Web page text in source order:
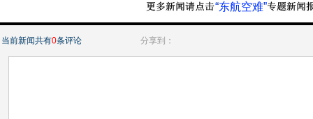
“东航空难”
当前新闻共有0条评论 分享到：